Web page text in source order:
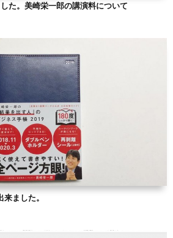
た。美崎栄一郎の講演料について
ました。